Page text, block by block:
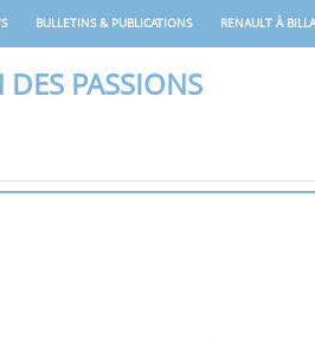
BULLETINS & PUBLICATIONS RENAULT À
DES PASSIONS